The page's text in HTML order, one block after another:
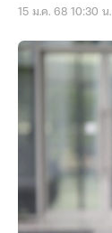
15 ม.ค. 68 10:30 น.